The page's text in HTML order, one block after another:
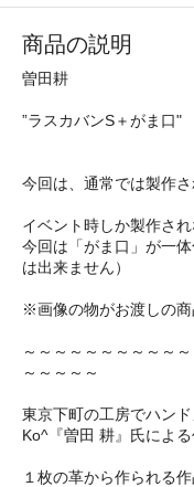
商品の説明
曽田耕
”ラスカバンS＋がま
今回は、通常では製作
イベント時しか製作さ
今回は「がま口」が一
は出来ません）
※画像の物がお渡しの商
～～～～～～～～～～
～～～～～
東京下町の工房でハン
Ko^『曽田 耕』氏による
１枚の革から作られる